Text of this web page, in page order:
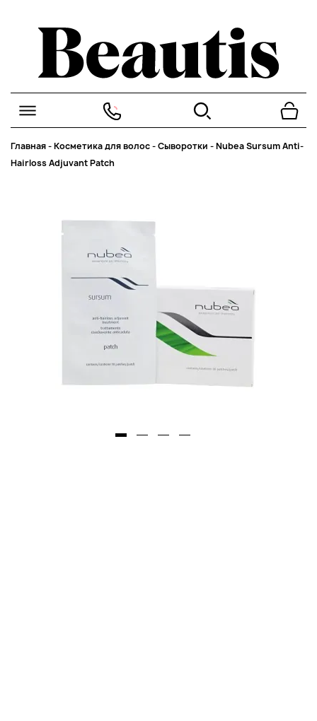
Главная-Косметика для волос-Сыворотки -Nubea Sursum Anti-
Hairloss Adjuvant Patch